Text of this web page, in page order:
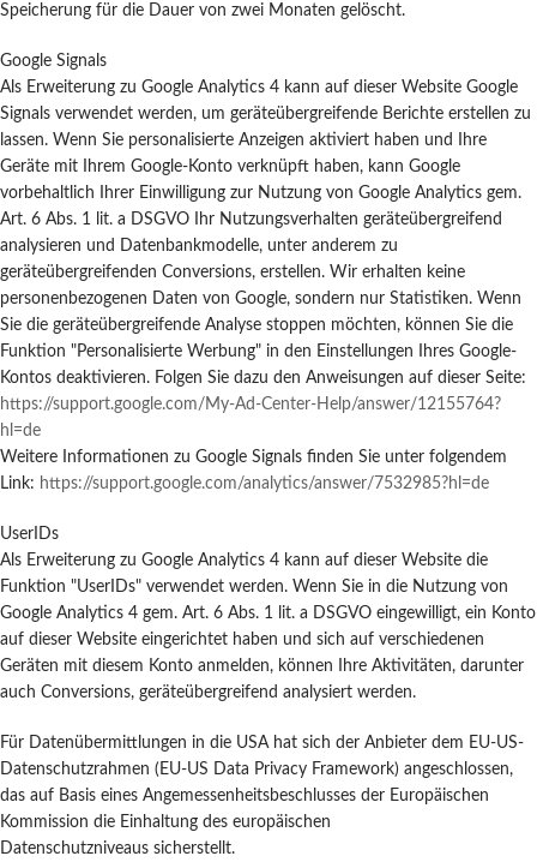
Speicherung für die Dauer von zwei Monaten gelöscht.
Google Signals
Als Erweiterung zu Google Analytics 4 kann auf dieser Website Google
Signals verwendet werden, um geräteübergreifende Berichte erstellen zu
lassen. Wenn Sie personalisierte Anzeigen aktiviert haben und Ihre
Geräte mit Ihrem Google-Konto verknüpft haben, kann Google
vorbehaltlich Ihrer Einwilligung zur Nutzung von Google Analytics gem.
Art. 6 Abs. 1 lit. a DSGVO Ihr Nutzungsverhalten geräteübergreifend
analysieren und Datenbankmodelle, unter anderem zu
geräteübergreifenden Conversions, erstellen. Wir erhalten keine
personenbezogenen Daten von Google, sondern nur Statistiken. Wenn
Sie die geräteübergreifende Analyse stoppen möchten, können Sie die
Funktion "Personalisierte Werbung" in den Einstellungen Ihres Google-
Kontos deaktivieren. Folgen Sie dazu den Anweisungen auf dieser Seite:
https://support.google.com/My-Ad-Center-Help/answer/12155764?
hl=de
Weitere Informationen zu Google Signals finden Sie unter folgendem
Link: https://support.google.com/analytics/answer/7532985?hl=de
UserIDs
Als Erweiterung zu Google Analytics 4 kann auf dieser Website die
Funktion "UserIDs" verwendet werden. Wenn Sie in die Nutzung von
Google Analytics 4 gem. Art. 6 Abs. 1 lit. a DSGVO eingewilligt, ein Konto
auf dieser Website eingerichtet haben und sich auf verschiedenen
Geräten mit diesem Konto anmelden, können Ihre Aktivitäten, darunter
auch Conversions, geräteübergreifend analysiert werden.
Für Datenübermittlungen in die USA hat sich der Anbieter dem EU-US-
Datenschutzrahmen (EU-US Data Privacy Framework) angeschlossen,
das auf Basis eines Angemessenheitsbeschlusses der Europäischen
Kommission die Einhaltung des europäischen
Datenschutzniveaus sicherstellt.